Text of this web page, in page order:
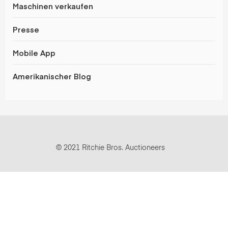
Maschinen verkaufen
Presse
Mobile App
Amerikanischer Blog
© 2021 Ritchie Bros. Auctioneers